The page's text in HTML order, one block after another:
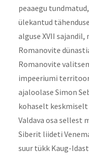
peaaegu tundmatud,
ülekantud
alguse XVII
Romanovite
Romanovite
impeeriumi
ajaloolase Simon
kohaselt
Valdava osa sellest
Siberit liideti
suur tükk Kaug-